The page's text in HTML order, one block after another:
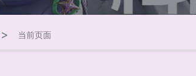
> 当前页面